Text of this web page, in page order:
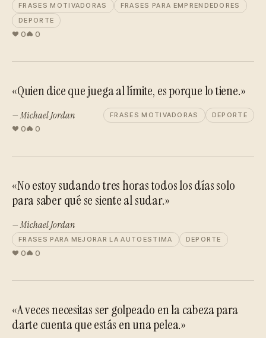
FRASES MOTIVADORAS
FRASES PARA EMPRENDEDORES
DEPORTE
0 0
«Quien dice que juega al límite, es porque lo tiene.»
— Michael Jordan FRASES MOTIVADORAS DEPORTE
0 0
«No estoy sudando tres horas todos los días solo
para saber qué se siente al sudar.»
— Michael Jordan
FRASES PARA MEJORAR LA AUTOESTIMA DEPORTE
0 0
«A veces necesitas ser golpeado en la cabeza para
darte cuenta que estás en una pelea.»